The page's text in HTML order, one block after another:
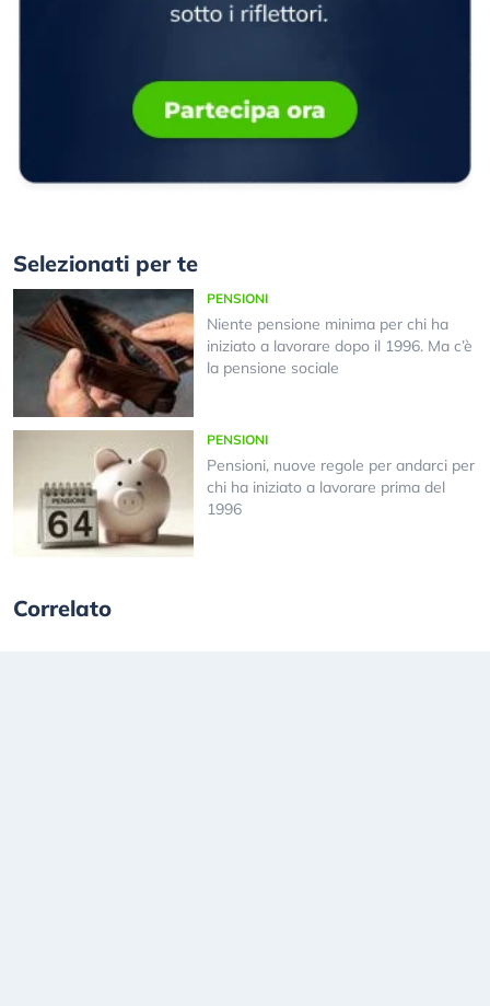
Selezionati per te
PENSIONI
Niente pensione minima per chi ha
iniziato a lavorare dopo il 1996. Ma c’è
la pensione sociale
PENSIONI
Pensioni, nuove regole per andarci per
chi ha iniziato a lavorare prima del
1996
Correlato